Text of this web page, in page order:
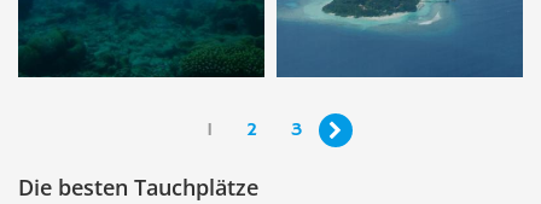
1 2 3 
Die besten Tauchplätze